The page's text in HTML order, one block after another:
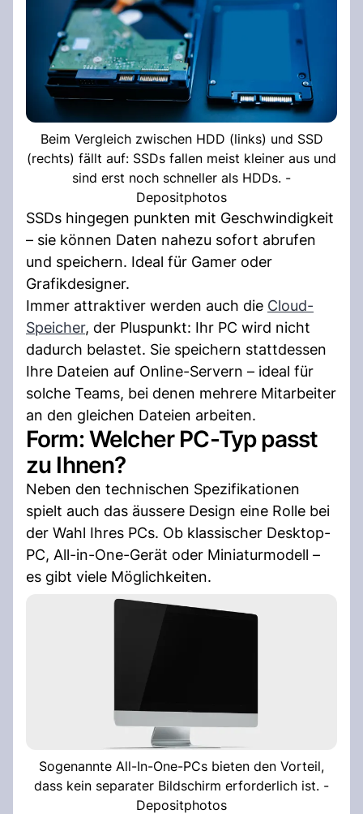
Beim Vergleich zwischen HDD (links) und SSD
(rechts) fällt auf: SSDs fallen meist kleiner aus und
sind erst noch schneller als HDDs. -
Depositphotos
SSDs hingegen punkten mit Geschwindigkeit
– sie können Daten nahezu sofort abrufen
und speichern. Ideal für Gamer oder
Grafikdesigner.
Immer attraktiver werden auch die Cloud-
Speicher, der Pluspunkt: Ihr PC wird nicht
dadurch belastet. Sie speichern stattdessen
Ihre Dateien auf Online-Servern – ideal für
solche Teams, bei denen mehrere Mitarbeiter
an den gleichen Dateien arbeiten.
Form: Welcher PC-Typ passt
zu Ihnen?
Neben den technischen Spezifikationen
spielt auch das äussere Design eine Rolle bei
der Wahl Ihres PCs. Ob klassischer Desktop-
PC, All-in-One-Gerät oder Miniaturmodell –
es gibt viele Möglichkeiten.
Sogenannte All-In-One-PCs bieten den Vorteil,
dass kein separater Bildschirm erforderlich ist. -
Depositphotos